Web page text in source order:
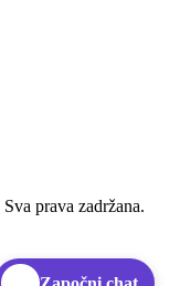
Sva prava zadržana.